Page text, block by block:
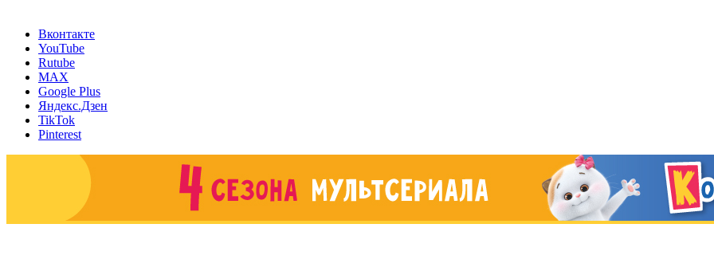
Вконтакте
YouTube
Rutube
MAX
Google Plus
Яндекс.Дзен
TikTok
Pinterest